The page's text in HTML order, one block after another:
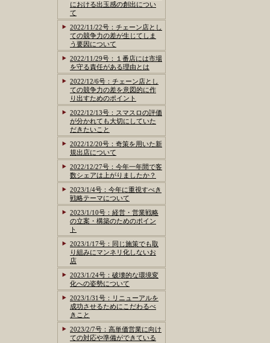
における出玉感の創出につい
て
2022/11/22号：チェーン店とし
ての競争力の差が生じてしま
う要因について
2022/11/29号：１番店には市場
を守る責任がある理由とは
2022/12/6号：チェーン店とし
ての競争力の差を意図的に作
り出すためのポイント
2022/12/13号：スマスロの評価
が分かれても大切にしていた
だきたいこと
2022/12/20号：奇策を用いた新
規出店について
2022/12/27号：今年一年間で客
数シェアは上がりましたか？
2023/1/4号：今年に重視すべき
戦略テーマについて
2023/1/10号：経営・営業戦略
の立案・構築のためのポイン
ト
2023/1/17号：同じ施策でも取
り組みにマンネリ化しないお
店
2023/1/24号：破壊的な環境変
化への姿勢について
2023/1/31号：リニューアルを
成功させるためにこだわるべ
きこと
2023/2/7号：高単価営業に向け
ての対応や準備ができている